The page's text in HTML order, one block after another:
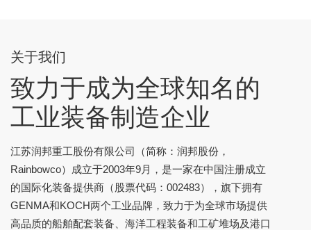
关于我们
致力于成为全球知名的
工业装备制造企业
江苏润邦重工股份有限公司（简称：润邦股份，
Rainbowco）成立于2003年9月，是一家在中国注册成立
的国际化装备提供商（股票代码：002483），旗下拥有
GENMA和KOCH两个工业品牌，致力于为全球市场提供
高品质的船舶配套装备、海洋工程装备和工矿堆场及港口